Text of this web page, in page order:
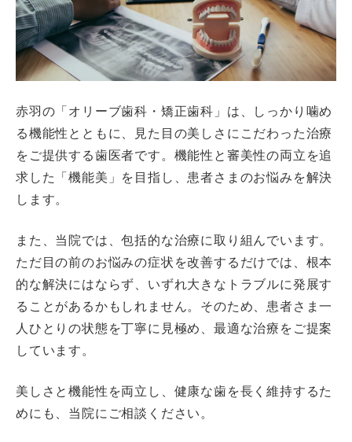
赤羽の「オリーブ歯科・矯正歯科」は、しっかり噛め
る機能性とともに、見た目の美しさにこだわった治療
をご提供する歯医者です。機能性と審美性の両立を追
求した「機能美」を目指し、患者さまのお悩みを解決
します。
また、当院では、包括的な治療に取り組んでいます。
ただ目の前のお悩みの症状を改善するだけでは、根本
的な解決にはならず、いずれ大きなトラブルに発展す
ることがあるかもしれません。そのため、患者さま一
人ひとりの状態を丁寧に見極め、最適な治療をご提案
しています。
美しさと機能性を両立し、健康な歯を長く維持するた
めにも、当院にご相談ください。